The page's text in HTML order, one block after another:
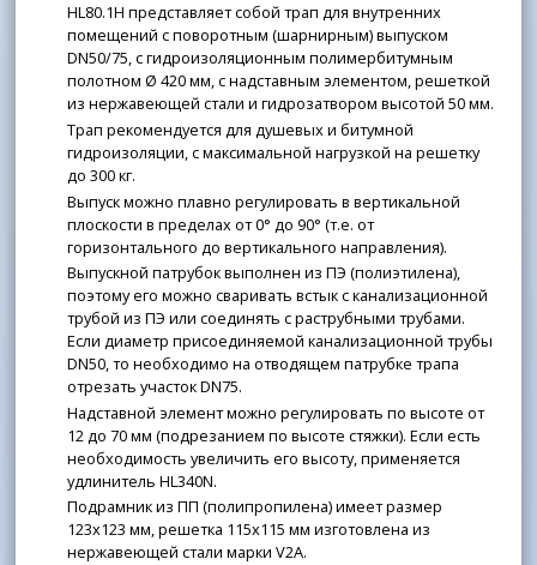
HL80.1H представляет собой трап для внутренних
помещений с поворотным (шарнирным) выпуском
DN50/75, с гидроизоляционным полимербитумным
полотном Ø 420 мм, с надставным элементом, решеткой
из нержавеющей стали и гидрозатвором высотой 50 мм.
Трап рекомендуется для душевых и битумной
гидроизоляции, с максимальной нагрузкой на решетку
до 300 кг.
Выпуск можно плавно регулировать в вертикальной
плоскости в пределах от 0° до 90° (т.е. от
горизонтального до вертикального направления).
Выпускной патрубок выполнен из ПЭ (полиэтилена),
поэтому его можно сваривать встык с канализационной
трубой из ПЭ или соединять с раструбными трубами.
Если диаметр присоединяемой канализационной трубы
DN50, то необходимо на отводящем патрубке трапа
отрезать участок DN75.
Надставной элемент можно регулировать по высоте от
12 до 70 мм (подрезанием по высоте стяжки). Если есть
необходимость увеличить его высоту, применяется
удлинитель HL340N.
Подрамник из ПП (полипропилена) имеет размер
123х123 мм, решетка 115х115 мм изготовлена из
нержавеющей стали марки V2A.